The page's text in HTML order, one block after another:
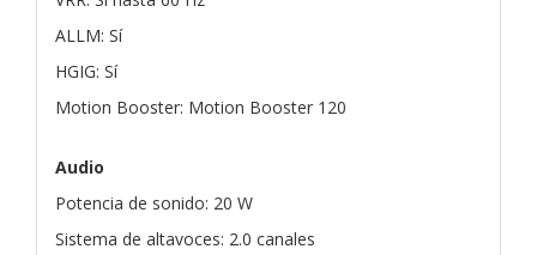
ALLM: Sí
HGIG: Sí
Motion Booster: Motion Booster 120
Audio
Potencia de sonido: 20 W
Sistema de altavoces: 2.0 canales